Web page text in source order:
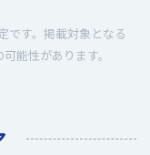
です。掲載対象となる
能性があります。